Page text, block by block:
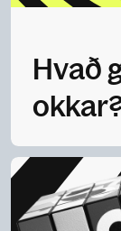
Hvað